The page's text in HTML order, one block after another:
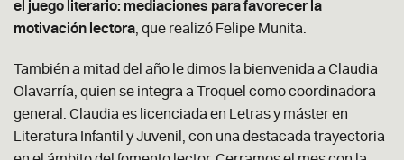
el juego literario: mediaciones para favorecer la
motivación lectora, que realizó Felipe Munita.
También a mitad del año le dimos la bienvenida a Claudia
Olavarría, quien se integra a Troquel como coordinadora
general. Claudia es licenciada en Letras y máster en
Literatura Infantil y Juvenil, con una destacada trayectoria